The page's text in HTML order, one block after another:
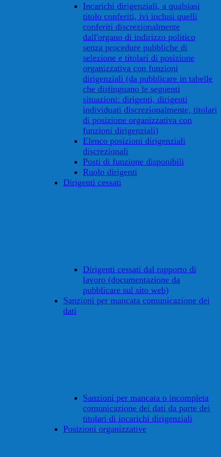
Incarichi dirigenziali, a qualsiasi
titolo conferiti, ivi inclusi quelli
conferiti discrezionalmente
dall'organo di indirizzo politico
senza procedure pubbliche di
selezione e titolari di posizione
organizzativa con funzioni
dirigenziali (da pubblicare in tabelle
che distinguano le seguenti
situazioni: dirigenti, dirigenti
individuati discrezionalmente, titolari
di posizione organizzativa con
funzioni dirigenziali)
Elenco posizioni dirigenziali
discrezionali
Posti di funzione disponibili
Ruolo dirigenti
Dirigenti cessati
Dirigenti cessati dal rapporto di
lavoro (documentazione da
pubblicare sul sito web)
Sanzioni per mancata comunicazione dei
dati
Sanzioni per mancata o incompleta
comunicazione dei dati da parte dei
titolari di incarichi dirigenziali
Posizioni organizzative